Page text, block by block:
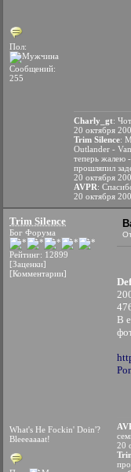
Пол:
Сообщений:
255
Charly_gt:
20 октября
Trim Silence:
Outlander -
теперь жалею -
прошляпил
20 октября
AVPR:
20 октября
Trim Silence
Бог Форума
Рейтинг: 12899
[Заценки]
[Комментарии]
What's He Fockin' Doin'?
Bleeeaaaat!
В
20